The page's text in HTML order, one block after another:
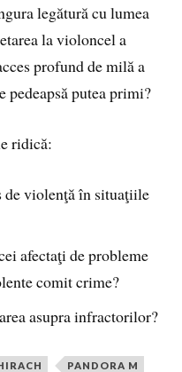
legătură cu lumea
la violoncel a
profund de milă a
pedeapsă putea primi?
ridică:
de violenţă în situaţiile
afectaţi de probleme
comit crime?
asupra infractorilor?
PANDORA M